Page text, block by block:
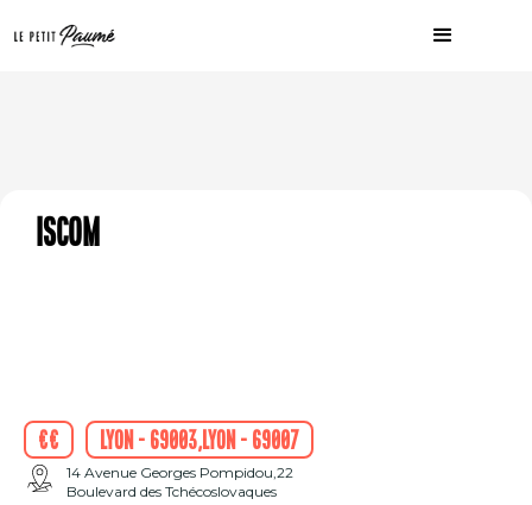
ISCOM
€€ Lyon - 69003,Lyon - 69007
14 Avenue Georges Pompidou,22
Boulevard des Tchécoslovaques